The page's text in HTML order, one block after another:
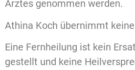
Arztes genommen werden.
Athina Koch übernimmt
Eine Fernheilung ist kein
gestellt und keine